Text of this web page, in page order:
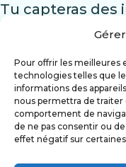
Pour offrir les meilleures
technologies telles que
informations des
nous permettra de traiter
comportement de
de ne pas consentir ou
effet négatif sur
Tu capteras des
l’énergie d’une
Tu sauras
fluide, ce qui
déséquilibre.
Tu sauras aussi